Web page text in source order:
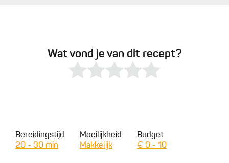
Wat vond je van dit recept?
Bereidingstijd
20 - 30 min
Moeilijkheid
Makkelijk
Budget
€ 0 - 10